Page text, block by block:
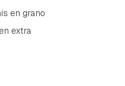
en grano
extra